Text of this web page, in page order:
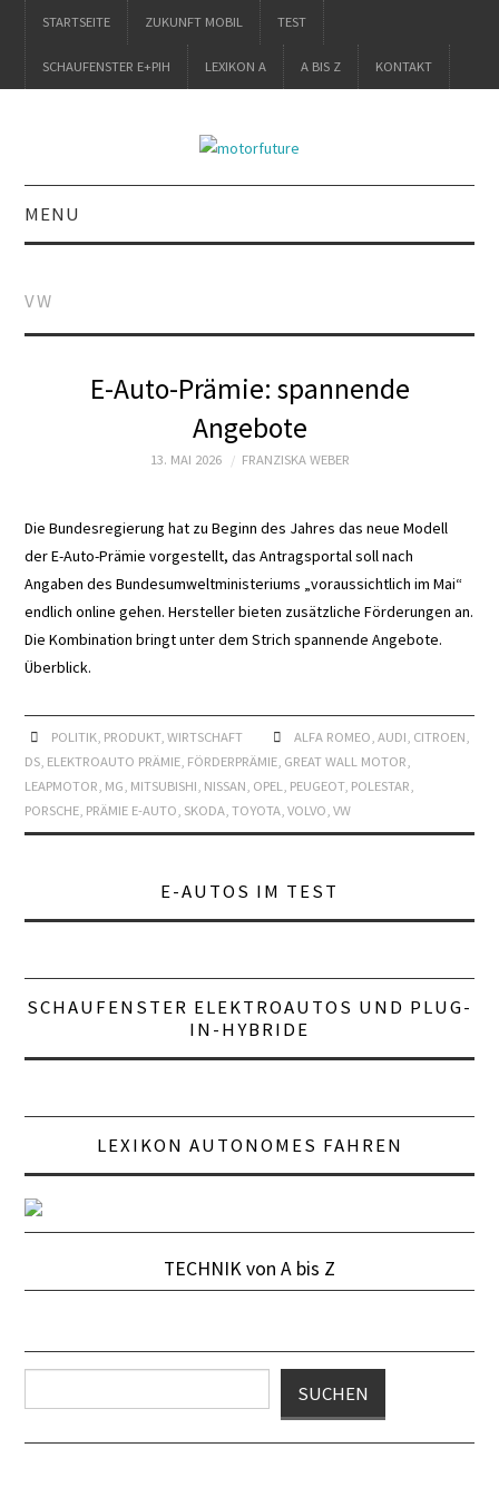
STARTSEITE ZUKUNFT MOBIL TEST
SCHAUFENSTER E+PIH LEXIKON A A BIS Z KONTAKT
MENU
TEST
SCHAUFENSTER
LEXIKON A
A BIS Z
KONTAKT
VW
E-Auto-Prämie: spannende
Angebote
13. MAI 2026 FRANZISKA WEBER
Die Bundesregierung hat zu Beginn des Jahres das neue Modell
der E-Auto-Prämie vorgestellt, das Antragsportal soll nach
Angaben des Bundesumweltministeriums „voraussichtlich im Mai“
endlich online gehen. Hersteller bieten zusätzliche Förderungen an.
Die Kombination bringt unter dem Strich spannende Angebote.
Überblick.
POLITIK PRODUKT, WIRTSCHAFT ALFA ROMEO AUDI CITROEN
DS ELEKTROAUTO PRÄMIE FÖRDERPRÄMIE GREAT WALL MOTOR
LEAPMOTOR MG MITSUBISHI NISSAN OPEL PEUGEOT, POLESTAR
PORSCHE PRÄMIE E-AUTO SKODA ,TOYOTA ,VOLVO ,VW
E-AUTOS IM TEST
SCHAUFENSTER ELEKTROAUTOS UND PLUG-
IN-HYBRIDE
LEXIKON AUTONOMES FAHREN
TECHNIK von A bis Z
SUCHEN